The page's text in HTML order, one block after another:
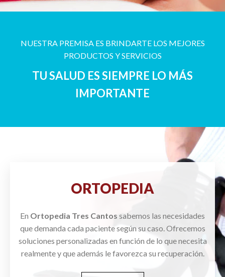
NUESTRA PREMISA ES BRINDARTE LOS MEJORES
PRODUCTOS Y SERVICIOS
TU SALUD ES SIEMPRE LO MÁS
IMPORTANTE
ORTOPEDIA
En Ortopedia Tres Cantos sabemos las necesidades
que demanda cada paciente según su caso. Ofrecemos
soluciones personalizadas en función de lo que necesita
realmente y que además le favorezca su recuperación.